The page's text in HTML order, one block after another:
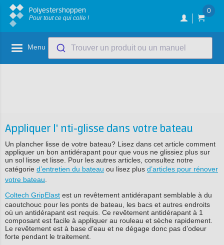
Polyestershoppen
Pour tout ce qui colle !
0
Menu Trouver un produit ou un manuel
Appliquer l' nti-glisse dans votre bateau
Un plancher lisse de votre bateau? Lisez dans cet article comment
appliquer un bon antidérapant pour que vous ne glissiez plus sur
un sol lisse et lisse. Pour les autres articles, consultez notre
catégorie d’entretien du bateau ou lisez plus d’articles pour rénover
votre bateau
Coltech GripElast est un revêtement antidérapant semblable à du
caoutchouc pour les ponts de bateau, les bacs et autres endroits
où un antidérapant est requis. Ce revêtement antidérapant à 1
composant est facile à appliquer au rouleau et sèche rapidement.
Le revêtement est à base d’eau et ne dégage donc pas d’odeur
forte pendant le traitement.